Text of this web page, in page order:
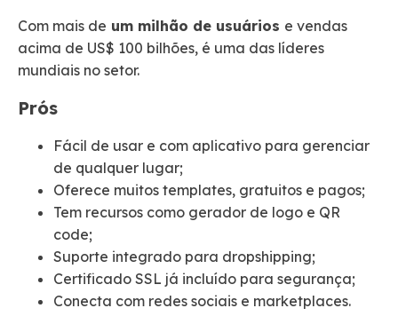
Com mais de um milhão de usuários e vendas
acima de US$ 100 bilhões, é uma das líderes
mundiais no setor.
Prós
Fácil de usar e com aplicativo para gerenciar
de qualquer lugar;
Oferece muitos templates, gratuitos e pagos;
Tem recursos como gerador de logo e QR
code;
Suporte integrado para dropshipping;
Certificado SSL já incluído para segurança;
Conecta com redes sociais e marketplaces.